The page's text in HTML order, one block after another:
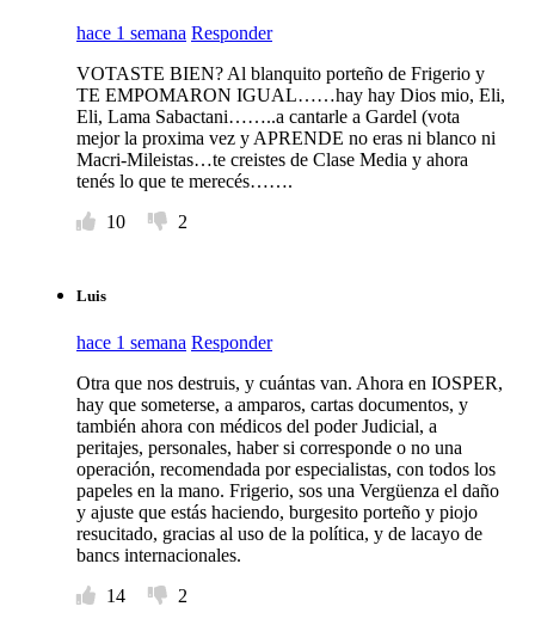
hace 1 semana Responder
VOTASTE BIEN? Al blanquito porteño de Frigerio y
TE EMPOMARON IGUAL……hay hay Dios mio, Eli,
Eli, Lama Sabactani……..a cantarle a Gardel (vota
mejor la proxima vez y APRENDE no eras ni blanco ni
Macri-Mileistas…te creistes de Clase Media y ahora
tenés lo que te merecés…….
10
2
Luis
hace 1 semana Responder
Otra que nos destruis, y cuántas van. Ahora en IOSPER,
hay que someterse, a amparos, cartas documentos, y
también ahora con médicos del poder Judicial, a
peritajes, personales, haber si corresponde o no una
operación, recomendada por especialistas, con todos los
papeles en la mano. Frigerio, sos una Vergüenza el daño
y ajuste que estás haciendo, burgesito porteño y piojo
resucitado, gracias al uso de la política, y de lacayo de
bancs internacionales.
14
2